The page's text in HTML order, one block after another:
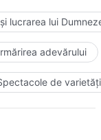
lucrarea lui
adevărului
de varietăți